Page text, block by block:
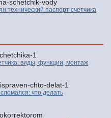
технический паспорт счетчика
виды, функции, монтаж
что делать